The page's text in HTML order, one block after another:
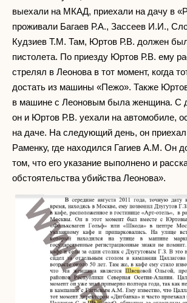
выехали на МКАД, приехали на дачу в
проживали Багаев Р.А., Зассеев И.И.,
Кудзиев Т.М. Там, Юртов Р.В. должен
пистолета. По приезду Юртов Р.В. ему
стрелял в Леонова в тот момент, когда
достать из машины «Пежо». Также
в машине с Леоновым была женщина. С
он и Юртов Р.В. уехали на автомобиле,
на даче. На следующий день, он
Раменку, где находился Гагиев А.М. Он
том, что его указание выполнено и
обстоятельства убийства Леонова».